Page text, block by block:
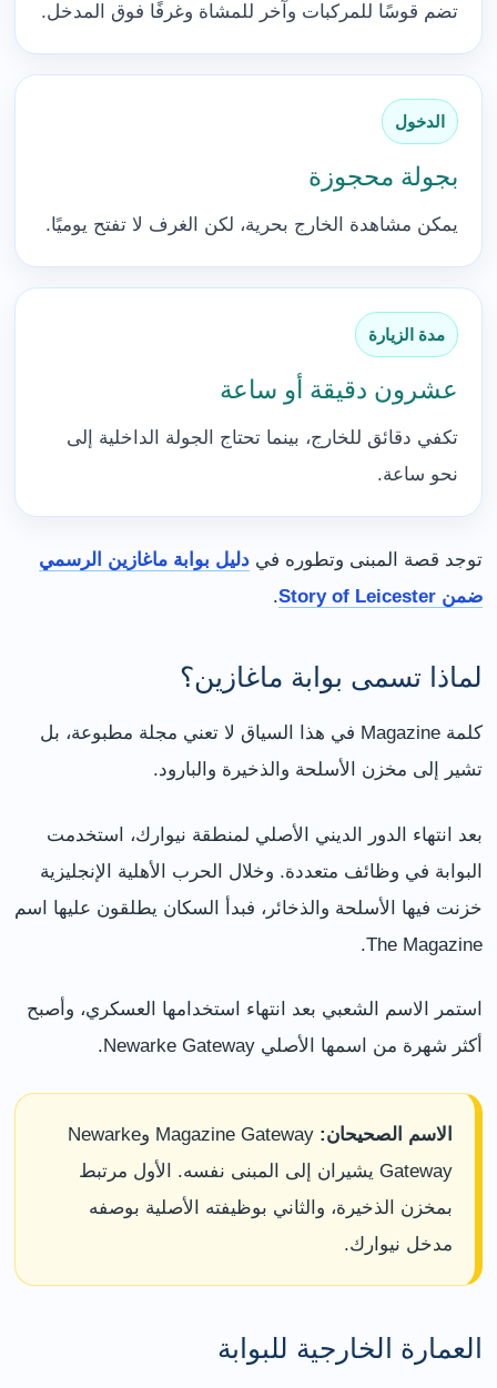
تضم قوسًا للمركبات وآخر للمشاة وغرفًا فوق المدخل.
الدخول
بجولة محجوزة
يمكن مشاهدة الخارج بحرية، لكن الغرف لا تفتح يوميًا.
مدة الزيارة
عشرون دقيقة أو ساعة
تكفي دقائق للخارج، بينما تحتاج الجولة الداخلية إلى
نحو ساعة.
توجد قصة المبنى وتطوره في دليل بوابة ماغازين الرسمي
ضمن Story of Leicester
.
لماذا تسمى بوابة ماغازين؟
كلمة Magazine في هذا السياق لا تعني مجلة مطبوعة، بل
تشير إلى مخزن الأسلحة والذخيرة والبارود.
بعد انتهاء الدور الديني الأصلي لمنطقة نيوارك، استخدمت
البوابة في وظائف متعددة. وخلال الحرب الأهلية الإنجليزية
خزنت فيها الأسلحة والذخائر، فبدأ السكان يطلقون عليها اسم
The Magazine.
استمر الاسم الشعبي بعد انتهاء استخدامها العسكري، وأصبح
أكثر شهرة من اسمها الأصلي Newarke Gateway.
الاسم الصحيحان:
Magazine Gateway وNewarke
Gateway يشيران إلى المبنى نفسه. الأول مرتبط
بمخزن الذخيرة، والثاني بوظيفته الأصلية بوصفه
مدخل نيوارك.
العمارة الخارجية للبوابة